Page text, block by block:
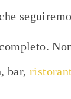
bar,